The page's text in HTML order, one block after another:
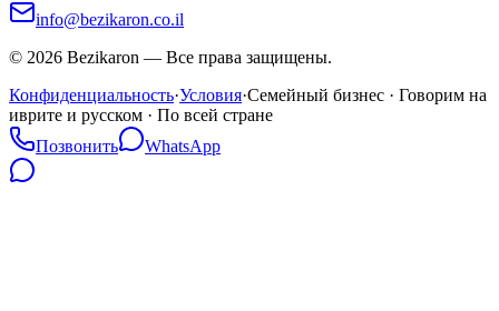
info@bezikaron.co.il
© 2026 Bezikaron — Все права защищены.
Конфиденциальность·Условия·Семейный бизнес · Говорим на
иврите и русском · По всей стране
Позвонить
WhatsApp